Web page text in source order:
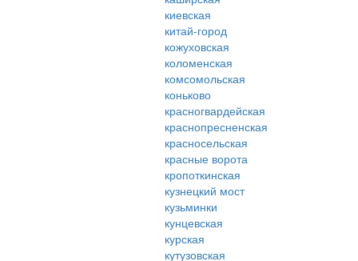
киевская
китай-город
кожуховская
коломенская
комсомольская
коньково
красногвардейская
краснопресненская
красносельская
красные ворота
кропоткинская
кузнецкий мост
кузьминки
кунцевская
курская
кутузовская